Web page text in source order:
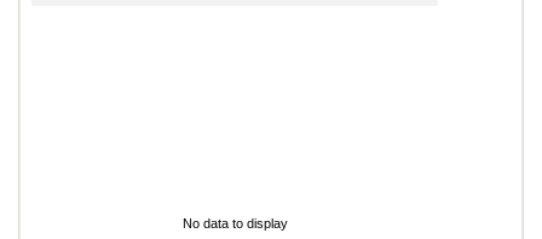
No data to display